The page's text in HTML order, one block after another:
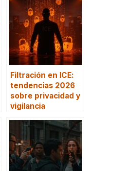
Filtración en ICE:
tendencias 2026
sobre privacidad y
vigilancia